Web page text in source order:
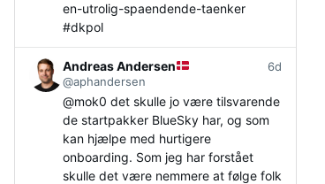
en-utrolig-spaendende-taenker
#dkpol
Andreas Andersen
@aphandersen
6d
@mok0 det skulle jo være tilsvarende
de startpakker BlueSky har, og som
kan hjælpe med hurtigere
onboarding. Som jeg har forstået
skulle det være nemmere at følge folk